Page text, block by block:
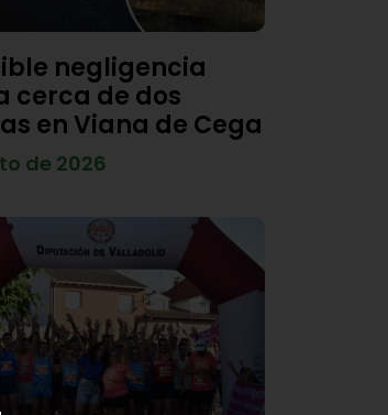
negligencia
cerca de dos
en Viana de Cega
de 2026